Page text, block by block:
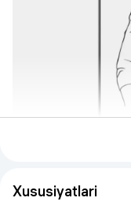
Xususiyatlari